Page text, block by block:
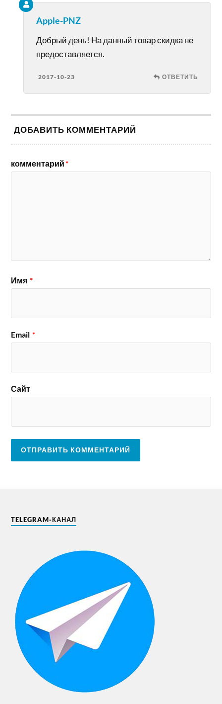
Apple-PNZ
Добрый день! На данный товар скидка не
предоставляется.
2017-10-23 ОТВЕТИТЬ
ДОБАВИТЬ КОММЕНТАРИЙ
комментарий*
Имя *
Email *
Сайт
TELEGRAM-КАНАЛ